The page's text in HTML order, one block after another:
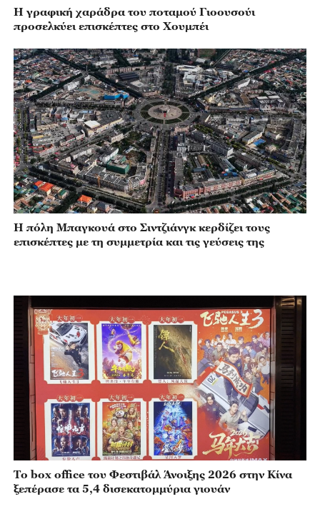
Η γραφική χαράδρα του ποταμού Γιοουσούι
προσελκύει επισκέπτες στο Χουμπέι
Η πόλη Μπαγκουά στο Σιντζιάνγκ κερδίζει τους
επισκέπτες με τη συμμετρία και τις γεύσεις της
Το box office του Φεστιβάλ Άνοιξης 2026 στην Κίνα
ξεπέρασε τα 5,4 δισεκατομμύρια γιουάν